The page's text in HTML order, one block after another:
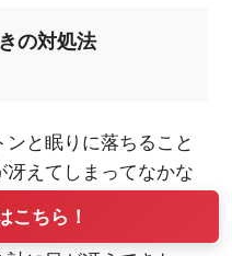
の対処法
と眠りに落ちること
えてしまってなかな
るかもしれません。
こちら！